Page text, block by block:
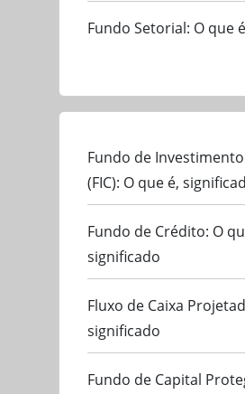
Fundo Setorial: O que
Fundo de
(FIC): O que é,
Fundo de Crédito: O
significado
Fluxo de Caixa
significado
Fundo de Capital